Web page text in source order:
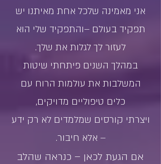
אני מאמינה שלכל אחת מאיתנו יש
תפקיד בעולם –והתפקיד שלי הוא
לעזור לך לגלות את שלך.
במהלך השנים פיתחתי שיטות
המשלבות את עולמות הרוח עם
כלים טיפוליים מדויקים,
ויצרתי קורסים שמלמדים לא רק ידע
– אלא חיבור.
​אם הגעת לכאן – כנראה שהלב